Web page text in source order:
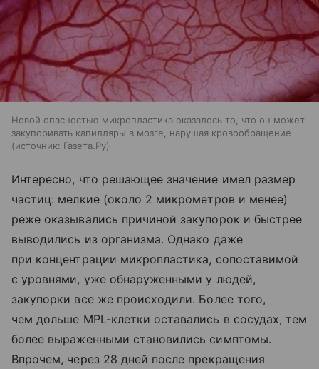
Новой опасностью микропластика оказалось то, что он может
закупоривать капилляры в мозге, нарушая кровообращение
источник: Газета.Ру
Интересно, что решающее значение имел размер
частиц: мелкие (около 2 микрометров и менее)
реже оказывались причиной закупорок и быстрее
выводились из организма. Однако даже
при концентрации микропластика, сопоставимой
с уровнями, уже обнаруженными у людей,
закупорки все же происходили. Более того,
чем дольше MPL-клетки оставались в сосудах, тем
более выраженными становились симптомы.
Впрочем, через 28 дней после прекращения